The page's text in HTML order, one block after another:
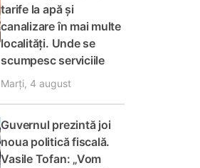
tarife la apă și
canalizare în mai multe
localități. Unde se
scumpesc serviciile
Marți, 4 august
Guvernul prezintă joi
noua politică fiscală.
Vasile Tofan: „Vom